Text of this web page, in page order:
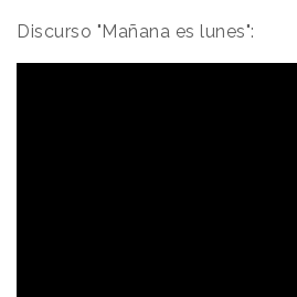
Discurso "Mañana es lunes":